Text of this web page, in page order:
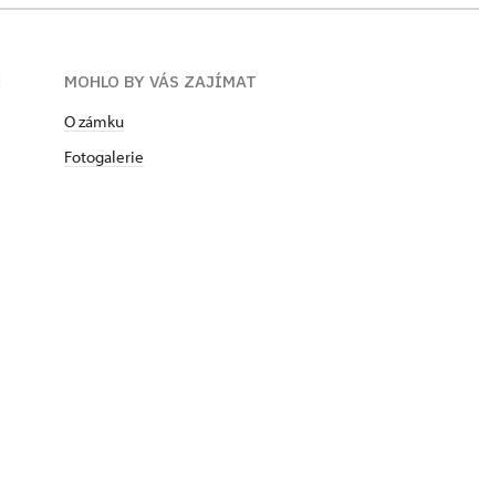
MOHLO BY VÁS ZAJÍMAT
O zámku
Fotogalerie